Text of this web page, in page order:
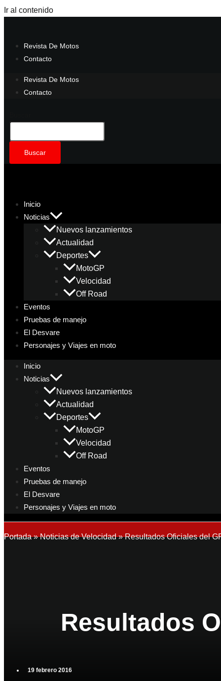
Ir al contenido
Revista De Motos
Contacto
Revista De Motos
Contacto
Buscar
Inicio
Noticias
Nuevos lanzamientos
Actualidad
Deportes
MotoGP
Velocidad
Off Road
Eventos
Pruebas de manejo
El Desvare
Personajes y Viajes en moto
Inicio
Noticias
Nuevos lanzamientos
Actualidad
Deportes
MotoGP
Velocidad
Off Road
Eventos
Pruebas de manejo
El Desvare
Personajes y Viajes en moto
Portada»Noticias de Velocidad»Resultados Oficiales del
Resultados
19 febrero 2016